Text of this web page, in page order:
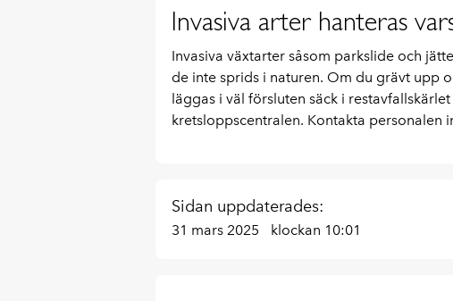
Invasiva arter hanteras
Invasiva växtarter såsom parkslide och
de inte sprids i naturen. Om du grävt upp
läggas i väl försluten säck i
kretsloppscentralen. Kontakta personalen
Sidan uppdaterades:
31 mars 2025 klockan 10:01